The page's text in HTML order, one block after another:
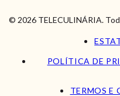
© 2026 TELECULINÁRIA.
POLÍTICA DE
TERMOS E